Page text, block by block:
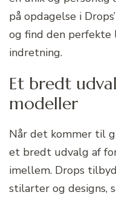
på opdagelse i
og find den
indretning.
Et bredt
modeller
Når det kommer til
et bredt udvalg af
imellem. Drops
stilarter og designs,